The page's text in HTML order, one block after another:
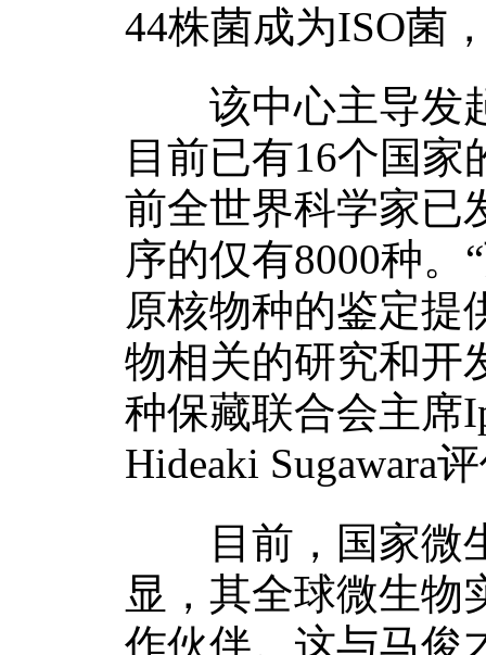
44株菌成为ISO菌
该中心主导发起
目前已有16个国
前全世界科学家已
序的仅有8000种
原核物种的鉴定提
物相关的研究和开
种保藏联合会主席
Hideaki Sugawara
目前，国家微生
显，其全球微生物
作伙伴。这与马俊